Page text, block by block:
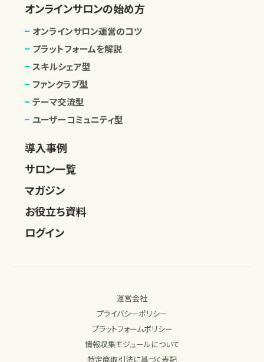
オンラインサロンの始め方
オンラインサロン運営のコツ
プラットフォームを解説
スキルシェア型
ファンクラブ型
テーマ交流型
ユーザーコミュニティ型
導入事例
サロン一覧
マガジン
お役立ち資料
ログイン
運営会社
プライバシーポリシー
プラットフォームポリシー
情報収集モジュールについて
特定商取引法に基づく表記